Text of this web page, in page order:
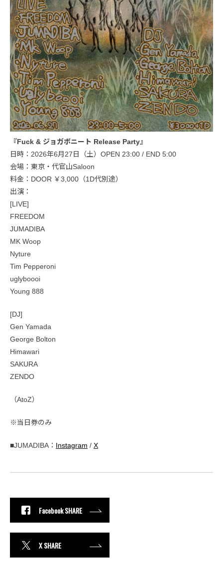
『Fuck & ジョガボニート Release Party』
日時：2026年6月27日（土）OPEN 23:00 / END 5:00
会場：東京・代官山Saloon
料金：DOOR ￥3,000（1D代別途）
出演：
[LIVE]
FREEDOM
JUMADIBA
MK Woop
Nyture
Tim Pepperoni
uglyboooi
Young 888
[DJ]
Gen Yamada
George Bolton
Himawari
SAKURA
ZENDO
（AtoZ）
※当日券のみ
■JUMADIBA： Instagram / X
Facebook SHARE
X SHARE